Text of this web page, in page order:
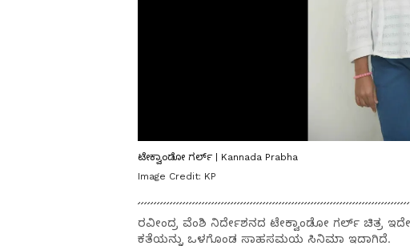
ಟೇಕ್ವಾಂಡೋ ಗರ್ಲ್‌ | Kannada Prabha
Image Credit: KP
ರವೀಂದ್ರ ವೆಂಶಿ ನಿರ್ದೇಶನದ ಟೇಕ್ವಾಂಡೋ ಗರ್ಲ್ ಚಿತ್ರ
ಕತೆಯನ್ನು ಒಳಗೊಂಡ ಸಾಹಸಮಯ ಸಿನಿಮಾ ಇದಾಗಿದೆ.